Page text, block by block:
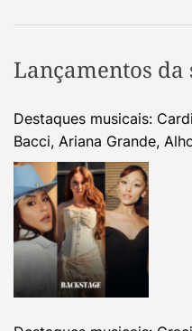
Lançamentos da
Destaques musicais:
Bacci, Ariana Grande,